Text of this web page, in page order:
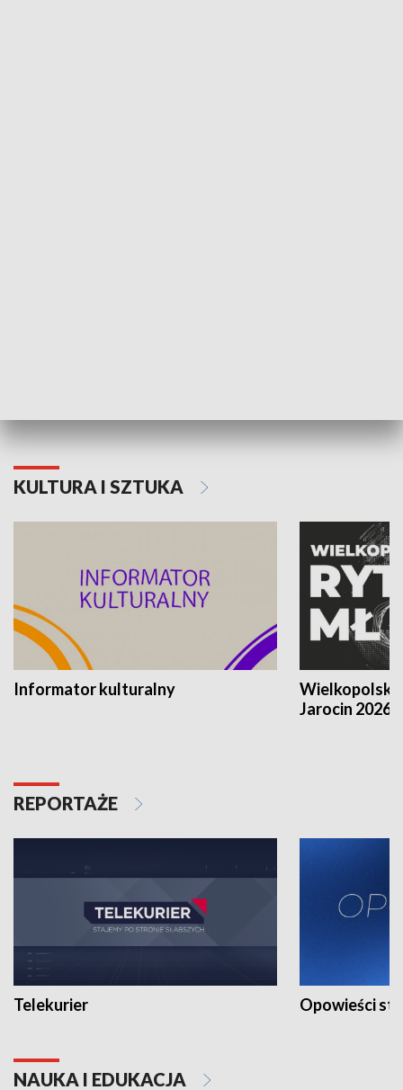
KULTURA I SZTUKA
Informator kulturalny
Jarocin 2026
REPORTAŻE
Telekurier Opowieści
NAUKA I EDUKACJA